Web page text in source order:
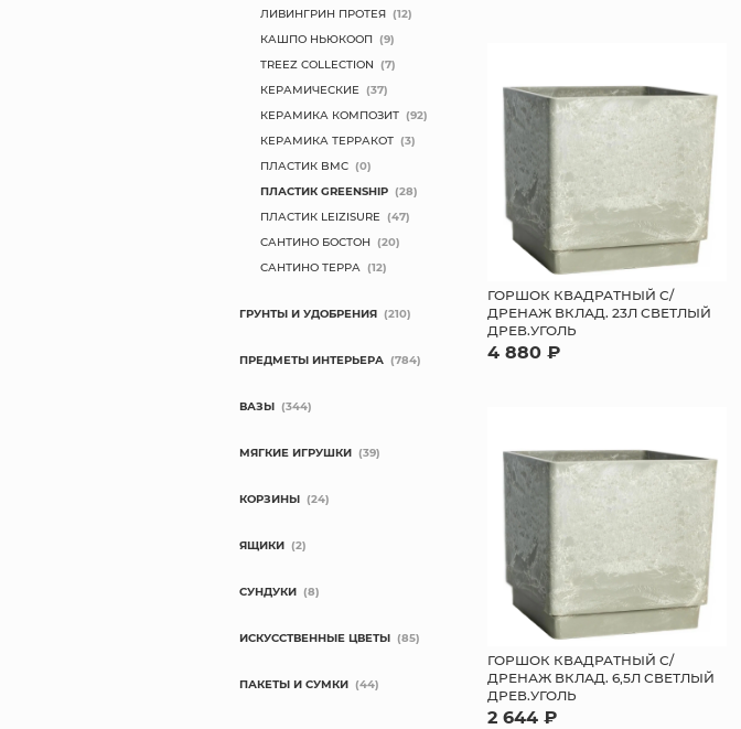
ГОРШОК КВАДРАТНЫЙ С/
ДРЕНАЖ ВКЛАД. 23Л СВЕТЛЫЙ
ДРЕВ.УГОЛЬ
4 880 ₽
ГОРШОК КВАДРАТНЫЙ С/
ДРЕНАЖ ВКЛАД. 6,5Л СВЕТЛЫЙ
ДРЕВ.УГОЛЬ
2 644 ₽
ЛИВИНГРИН ПРОТЕЯ (12)
КАШПО НЬЮКООП (9)
TREEZ COLLECTION (7)
КЕРАМИЧЕСКИЕ (37)
КЕРАМИКА КОМПОЗИТ (92)
КЕРАМИКА ТЕРРАКОТ (3)
ПЛАСТИК BMC (0)
ПЛАСТИК GREENSHIP (28)
ПЛАСТИК LEIZISURE (47)
САНТИНО БОСТОН (20)
САНТИНО ТЕРРА (12)
ГРУНТЫ И УДОБРЕНИЯ (210)
ПРЕДМЕТЫ ИНТЕРЬЕРА (784)
ВАЗЫ (344)
МЯГКИЕ ИГРУШКИ (39)
КОРЗИНЫ (24)
ЯЩИКИ (2)
СУНДУКИ (8)
ИСКУССТВЕННЫЕ ЦВЕТЫ (85)
ПАКЕТЫ И СУМКИ (44)